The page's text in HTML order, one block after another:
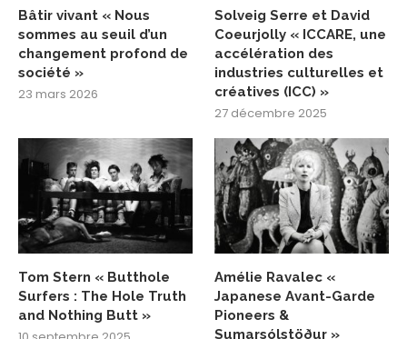
Bâtir vivant « Nous
sommes au seuil d’un
changement profond de
société »
23 mars 2026
Solveig Serre et David
Coeurjolly « ICCARE, une
accélération des
industries culturelles et
créatives (ICC) »
27 décembre 2025
Tom Stern « Butthole
Surfers : The Hole Truth
and Nothing Butt »
Amélie Ravalec «
Japanese Avant-Garde
Pioneers &
Sumarsólstöður »